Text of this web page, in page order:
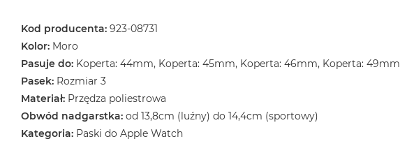
Kod producenta: 923-08731
Kolor: Moro
Pasuje do: Koperta: 44mm, Koperta: 45mm, Koperta: 46mm, Koperta: 49mm
Pasek: Rozmiar 3
Materiał: Przędza poliestrowa
Obwód nadgarstka: od 13,8cm (luźny) do 14,4cm (sportowy)
Kategoria: Paski do Apple Watch